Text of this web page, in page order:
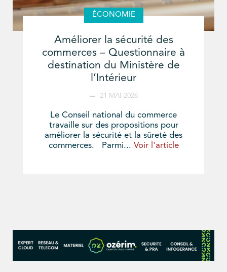
ÉCONOMIE
Améliorer la sécurité des
commerces – Questionnaire à
destination du Ministère de
l’Intérieur
21 MAI 2026
Le Conseil national du commerce
travaille sur des propositions pour
améliorer la sécurité et la sûreté des
commerces. Parmi... Voir l'article